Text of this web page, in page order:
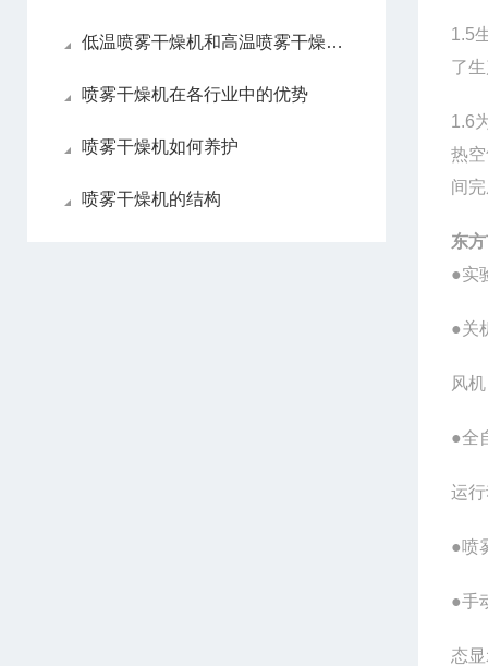
低温喷雾干燥机和高温喷雾干燥机各自优点
喷雾干燥机在各行业中的优势
喷雾干燥机如何养护
喷雾干燥机的结构
1.5
了
1.6
热
间
东
●实
●关
风
●全
运
●喷
●手
态